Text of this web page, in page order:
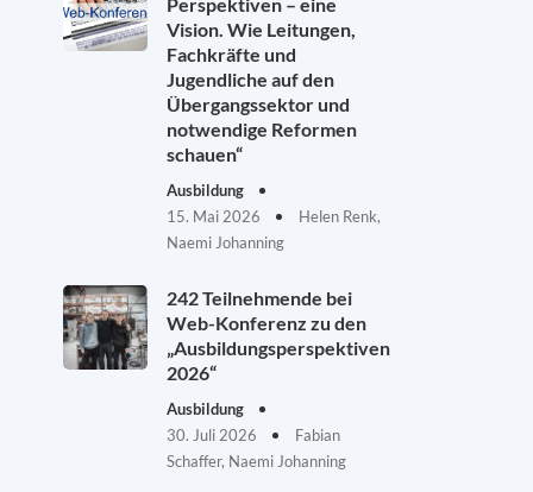
Vision. Wie Leitungen,
Fachkräfte und
Jugendliche auf den
Übergangssektor und
notwendige Reformen
schauen“
Ausbildung
15. Mai 2026
Helen Renk,
Naemi Johanning
242 Teilnehmende bei
Web-Konferenz zu den
„Ausbildungsperspektiven
2026“
Ausbildung
30. Juli 2026
Fabian
Schaffer, Naemi Johanning